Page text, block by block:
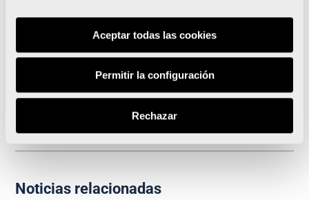
Aceptar todas las cookies
Permitir la configuración
Rechazar
5.800 corredores exprimen la rapidez de la Carrera
Never Stop Running en el Circuito
La atleta Alicia Pérez gana la quinta edición de la
Noticias relacionadas